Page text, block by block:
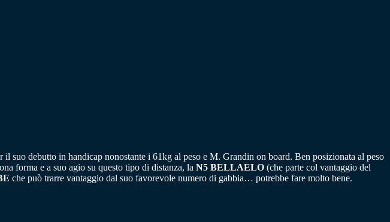
il suo debutto in handicap nonostante i 61kg al peso e M. Grandin on board. Ben posizionata al peso
forma e a suo agio su questo tipo di distanza, la N5 BELLAELO (che parte col vantaggio del
che può trarre vantaggio dal suo favorevole numero di gabbia… potrebbe fare molto bene.